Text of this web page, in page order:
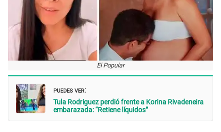
El Popular
PUEDES VER:
Tula Rodriguez perdió frente a Korina Rivadeneira
embarazada: “Retiene líquidos”